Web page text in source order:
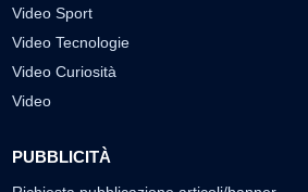
Video Sport
Video Tecnologie
Video Curiosità
Video
PUBBLICITÀ